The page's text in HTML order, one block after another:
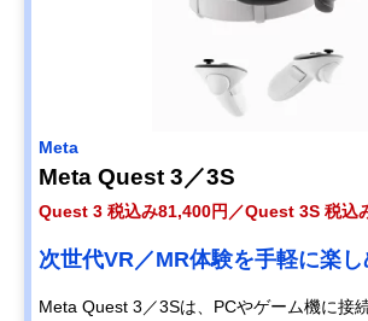
Meta
Meta Quest 3／3S
Quest 3 税込み81,400円／Quest 3S 税込
次世代VR／MR体験を手軽に楽し
Meta Quest 3／3Sは、PCやゲーム機に接